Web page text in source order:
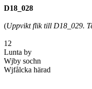
D18_028
(Uppvikt flik till D18_029.
12
Lunta by
Wjby sochn
Wjfålcka härad